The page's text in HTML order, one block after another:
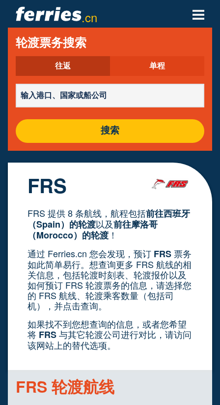
.cn
轮渡公司
轮渡目的地
轮渡航线
轮渡港口
管理预定
轮渡票务搜索
往返 单程
搜索
FRS
FRS 提供 8 条航线，航程包括前往西班牙
（Spain）的轮渡以及前往摩洛哥
（Morocco）的轮渡 ！
通过 Ferries.cn 您会发现，预订 FRS 票务
如此简单易行。想查询更多 FRS 航线的相
关信息，包括轮渡时刻表、轮渡报价以及
如何预订 FRS 轮渡票务的信息，请选择您
的 FRS 航线、轮渡乘客数量（包括司
机），并点击查询。
如果找不到您想查询的信息，或者您希望
将 FRS与其它轮渡公司进行对比，请访问
该网站上的替代选项。
FRS 轮渡航线